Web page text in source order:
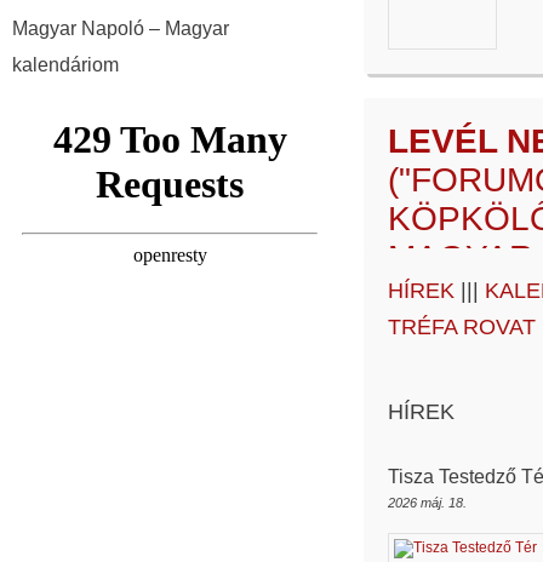
Magyar Napoló – Magyar
kalendáriom
LEVÉL
LEVÉL
HÍREK
TRÉFA ROVAT
HÍREK
Tisza Testedző
2026 máj. 18.